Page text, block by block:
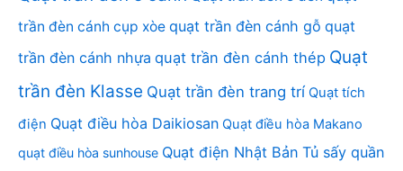
trần đèn cánh cụp xòe quạt trần đèn cánh gỗ quạt
trần đèn cánh nhựa quạt trần đèn cánh thép Quạt
trần đèn Klasse Quạt trần đèn trang trí Quạt tích
điện Quạt điều hòa Daikiosan Quạt điều hòa Makano
quạt điều hòa sunhouse Quạt điện Nhật Bản Tủ sấy quần